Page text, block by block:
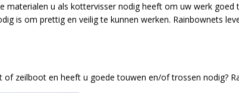
u als kottervisser nodig heeft om uw werk goed
is om prettig en veilig te kunnen werken. Rainbownets
zeilboot en heeft u goede touwen en/of trossen nodig?